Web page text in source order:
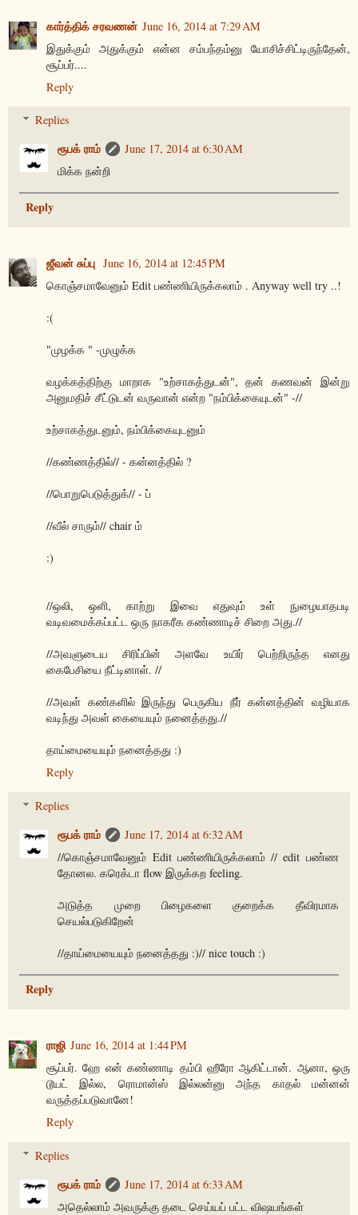
கார்த்திக் சரவணன் June 16, 2014 at 7:29 AM
இதுக்கும் அதுக்கும் என்ன சம்பந்தம்னு யோசிச்சிட்டிருந்தேன்,
சூப்பர்....
Reply
Replies
ரூபக் ராம்
June 17, 2014 at 6:30 AM
மிக்க நன்றி
Reply
ஜீவன் சுப்பு June 16, 2014 at 12:45 PM
கொஞ்சமாவேனும் Edit பண்ணியிருக்கலாம் . Anyway well try ..!
:(
"முழக்க " -முழுக்க
வழக்கத்திற்கு மாறாக "உற்சாகத்துடன்", தன் கணவன் இன்று
அனுமதிச் சீட்டுடன் வருவான் என்ற "நம்பிக்கையுடன்" -//
உற்சாகத்துடனும், நம்பிக்கையுடனும்
//கண்ணத்தில்// - கன்னத்தில் ?
//பொறுபெடுத்துக்// - ப்
//வீல் சாரும்// chair ம்
:)
//ஒலி, ஒளி, காற்று இவை எதுவும் உள் நுழையாதபடி
வடிவமைக்கப்பட்ட ஒரு நாகரீக கண்ணாடிச் சிறை அது.//
//அவளுடைய சிரிப்பின் அளவே உயிர் பெற்றிருந்த எனது
கைபேசியை நீட்டினாள். //
//அவள் கண்களில் இருந்து பெருகிய நீர் கன்னத்தின் வழியாக
வடிந்து அவள் கையையும் நனைத்தது.//
தாய்மையையும் நனைத்தது :)
Reply
Replies
ரூபக் ராம்
June 17, 2014 at 6:32 AM
//கொஞ்சமாவேனும் Edit பண்ணியிருக்கலாம் // edit பண்ண
தோனல. கரெக்டா flow இருக்கற feeling.
அடுத்த முறை பிழைகளை குறைக்க தீவிரமாக
செயல்படுகிறேன்
//தாய்மையையும் நனைத்தது :)// nice touch :)
Reply
ராஜி June 16, 2014 at 1:44 PM
சூப்பர். ஹே என் கண்ணாடி தம்பி ஹீரோ ஆகிட்டான். ஆனா, ஒரு
டூயட் இல்ல, ரொமான்ஸ் இல்லன்னு அந்த காதல் மன்னன்
வருத்தப்படுவானே!
Reply
Replies
ரூபக் ராம்
June 17, 2014 at 6:33 AM
அதெல்லாம் அவருக்கு தடை செய்யப் பட்ட விஷயங்கள்